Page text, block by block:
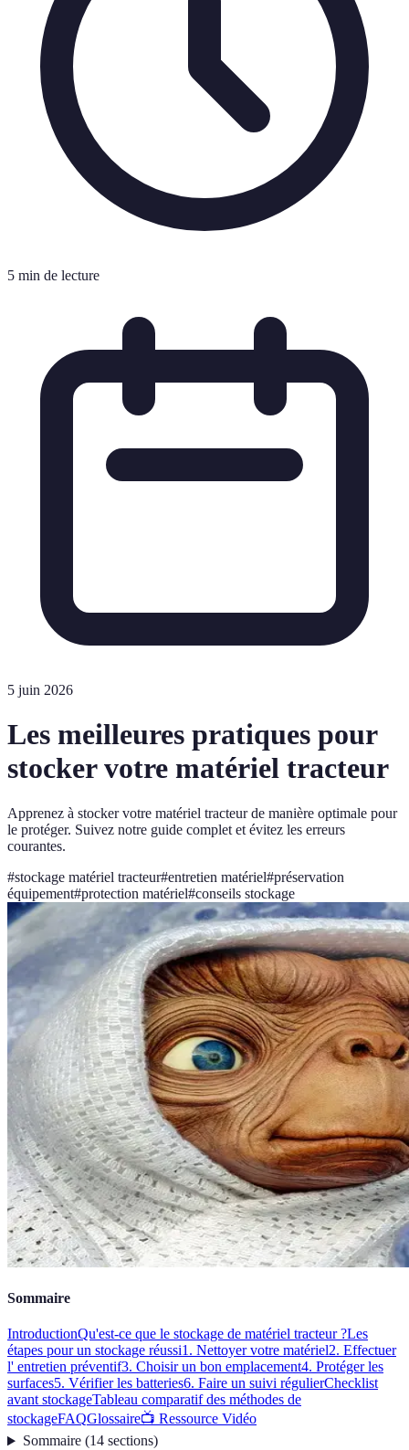
5 min de lecture
5 juin 2026
Les meilleures pratiques pour
stocker votre matériel tracteur
Apprenez à stocker votre matériel tracteur de manière optimale pour
le protéger. Suivez notre guide complet et évitez les erreurs
courantes.
#stockage matériel tracteur#entretien matériel#préservation
équipement#protection matériel#conseils stockage
Sommaire
IntroductionQu'est-ce que le stockage de matériel tracteur ?Les
étapes pour un stockage réussi1. Nettoyer votre matériel2. Effectuer
l' entretien préventif3. Choisir un bon emplacement4. Protéger les
surfaces5. Vérifier les batteries6. Faire un suivi régulierChecklist
avant stockageTableau comparatif des méthodes de
stockageFAQGlossaire📺 Ressource Vidéo
Sommaire(14 sections)